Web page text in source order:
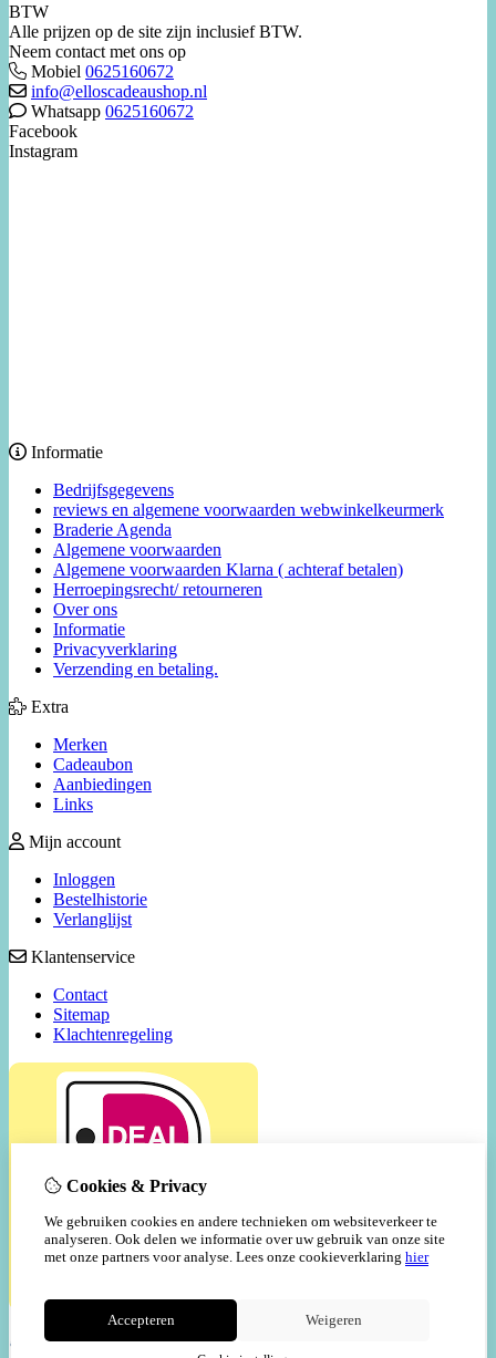
BTW
Alle prijzen op de site zijn inclusief BTW.
Neem contact met ons op
Mobiel 0625160672
info@elloscadeaushop.nl
Whatsapp 0625160672
Facebook
Instagram
Informatie
Bedrijfsgegevens
reviews en algemene voorwaarden webwinkelkeurmerk
Braderie Agenda
Algemene voorwaarden
Algemene voorwaarden Klarna ( achteraf betalen)
Herroepingsrecht/ retourneren
Over ons
Informatie
Privacyverklaring
Verzending en betaling.
Extra
Merken
Cadeaubon
Aanbiedingen
Links
Mijn account
Inloggen
Bestelhistorie
Verlanglijst
Klantenservice
Contact
Sitemap
Klachtenregeling
Cookies & Privacy
We gebruiken cookies en andere technieken om websiteverkeer te
analyseren. Ook delen we informatie over uw gebruik van onze site
met onze partners voor analyse. Lees onze cookieverklaring hier
Accepteren Weigeren